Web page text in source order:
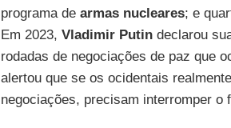
programa de armas nucleares; e
Em 2023, Vladimir Putindeclarou
rodadas de negociações de paz que
alertou que se os ocidentais
negociações, precisam interromper o